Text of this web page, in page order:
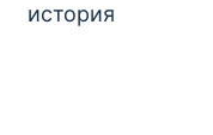
история